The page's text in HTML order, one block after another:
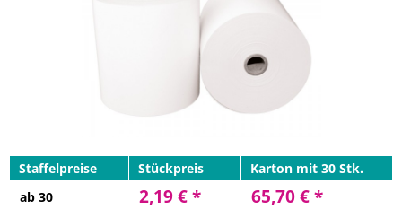
Staffelpreise Stückpreis
Karton mit 30 Stk.
ab 30
2,19 € * 65,70 € *